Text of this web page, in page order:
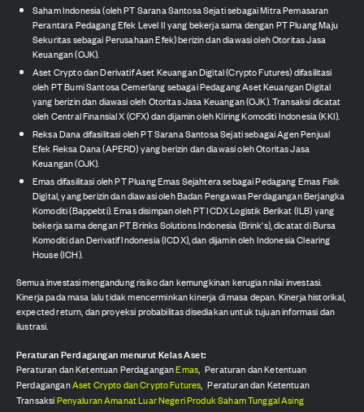
Saham Indonesia (oleh PT Sarana Santosa Sejati sebagai Mitra Pemasaran
Perantara Pedagang Efek Level II yang bekerja sama dengan PT Pluang Maju
Sekuritas sebagai Perusahaan Efek) berizin dan diawasi oleh Otoritas Jasa
Keuangan (OJK).
Aset Crypto dan Derivatif Aset Keuangan Digital (Crypto Futures) difasilitasi
oleh PT Bumi Santosa Cemerlang sebagai Pedagang Aset Keuangan Digital
yang berizin dan diawasi oleh Otoritas Jasa Keuangan (OJK). Transaksi dicatat
oleh Central Finansial X (CFX) dan dijamin oleh Kliring Komoditi Indonesia (KKI).
Reksa Dana difasilitasi oleh PT Sarana Santosa Sejati sebagai Agen Penjual
Efek Reksa Dana (APERD) yang berizin dan diawasi oleh Otoritas Jasa
Keuangan (OJK).
Emas difasilitasi oleh PT Pluang Emas Sejahtera sebagai Pedagang Emas Fisik
Digital, yang berizin dan diawasi oleh Badan Pengawas Perdagangan Berjangka
Komoditi (Bappebti). Emas disimpan oleh PT ICDX Logistik Berikat (ILB) yang
bekerja sama dengan PT Brinks Solutions Indonesia (Brink's), dicatat di Bursa
Komoditi dan Derivatif Indonesia (ICDX), dan dijamin oleh Indonesia Clearing
House (ICH).
Semua investasi mengandung risiko dan kemungkinan kerugian nilai investasi.
Kinerja pada masa lalu tidak mencerminkan kinerja di masa depan. Kinerja historikal,
expected return, dan proyeksi probabilitas disediakan untuk tujuan informasi dan
ilustrasi.
Peraturan Perdagangan menurut Kelas Aset:
Peraturan dan Ketentuan PerdaganganEmas, Peraturan dan Ketentuan
PerdaganganAset Crypto dan Crypto Futures, Peraturan dan Ketentuan
TransaksiPenyaluran Amanat Luar Negeri Produk Saham Tunggal Asing